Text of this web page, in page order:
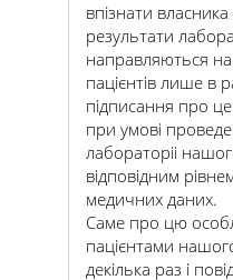
впізнати
результати
направляються
пацієнтів лише в
підписання про
при умові
лабораторіі
відповідним
медичних даних.
Саме про цю
пацієнтами
декілька раз і